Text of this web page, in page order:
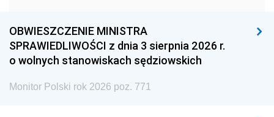
1957 1956 1955
1954 1953 1952
1951 1950
OBWIESZCZENIE MINISTRA
SPRAWIEDLIWOŚCI z dnia 3 sierpnia 2026 r.
o wolnych stanowiskach sędziowskich
Monitor Polski rok 2026 poz. 771